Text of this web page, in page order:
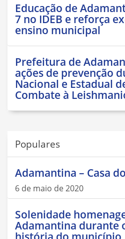
Educação de
7 no IDEB e reforça
ensino municipal
Prefeitura de
ações de prevenção
Nacional e Estadual
Combate à
Populares
Adamantina – Casa
6 de maio de 2020
Solenidade
Adamantina durante